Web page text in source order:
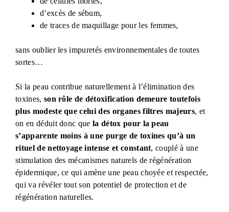
d’excès de sébum,
de traces de maquillage pour les femmes,
sans oublier les impuretés environnementales de toutes
sortes…
Si la peau contribue naturellement à l’élimination des
toxines, son rôle de détoxification demeure toutefois
plus modeste que celui des organes filtres majeurs, et
on en déduit donc quela détox pour la peau
s’apparente moins à une purge de toxines qu’à un
rituel de nettoyage intense et constant, couplé à une
stimulation des mécanismes naturels de régénération
épidermique, ce qui amène une peau choyée et respectée,
qui va révéler tout son potentiel de protection et de
régénération naturelles.